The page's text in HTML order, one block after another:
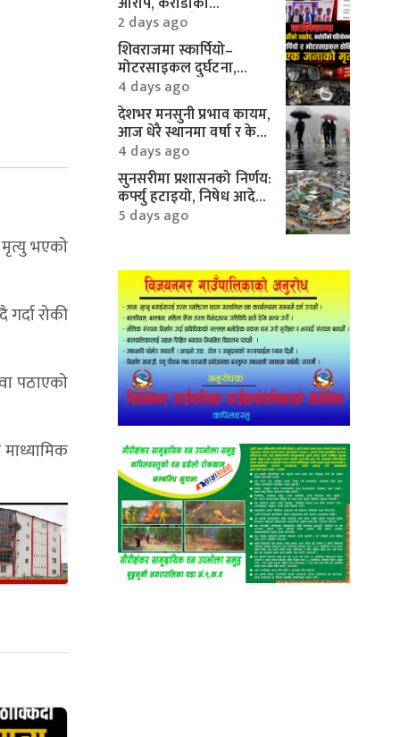
मृत्यु भएको
रोकी
पठाएको
परियोजनामाथि गम्भीर प्रश्न
2 days ago
शिवराजमा स्कार्पियो–
मोटरसाइकल दुर्घटना,
एकको मृत्यु
4 days ago
देशभर मनसुनी प्रभाव कायम,
आज धेरै स्थानमा वर्षा र केही
क्षेत्रमा भारी वर्षाको
सम्भावना
4 days ago
सुनसरीमा प्रशासनको निर्णय:
कर्फ्यु हटाइयो, निषेध आदेश
यथावत्
5 days ago